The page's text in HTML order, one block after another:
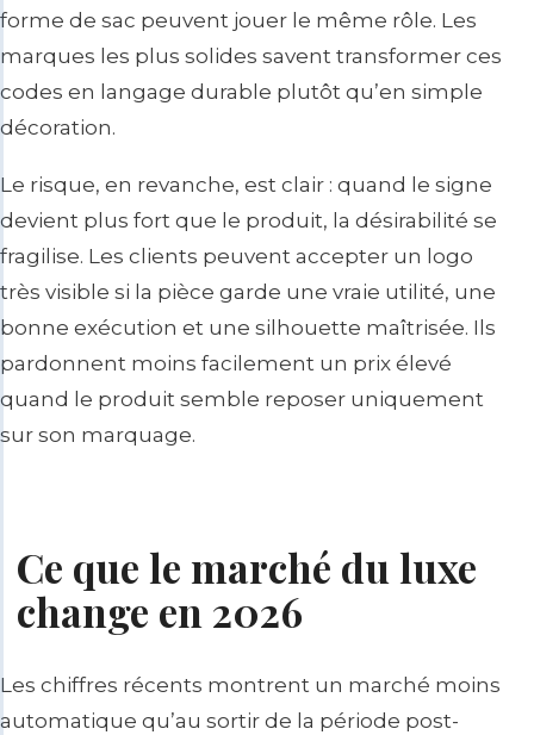
forme de sac peuvent jouer le même rôle. Les
marques les plus solides savent transformer ces
codes en langage durable plutôt qu’en simple
décoration.
Le risque, en revanche, est clair : quand le signe
devient plus fort que le produit, la désirabilité se
fragilise. Les clients peuvent accepter un logo
très visible si la pièce garde une vraie utilité, une
bonne exécution et une silhouette maîtrisée. Ils
pardonnent moins facilement un prix élevé
quand le produit semble reposer uniquement
sur son marquage.
Ce que le marché du luxe
change en 2026
Les chiffres récents montrent un marché moins
automatique qu’au sortir de la période post-